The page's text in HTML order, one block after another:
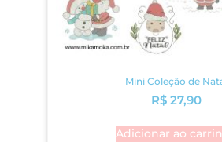
Mini Coleção de
R$ 27,90
Adicionar ao